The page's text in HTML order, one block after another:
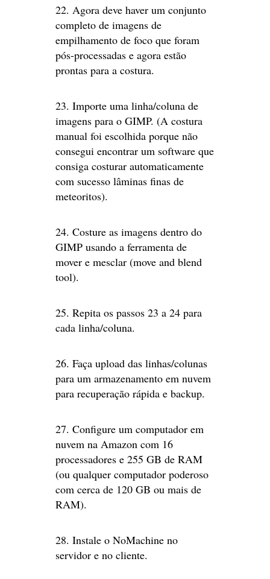
22. Agora deve haver um conjunto
completo de imagens de
empilhamento de foco que foram
pós-processadas e agora estão
prontas para a costura.
23. Importe uma linha/coluna de
imagens para o GIMP. (A costura
manual foi escolhida porque não
consegui encontrar um software que
consiga costurar automaticamente
com sucesso lâminas finas de
meteoritos).
24. Costure as imagens dentro do
GIMP usando a ferramenta de
mover e mesclar (move and blend
tool).
25. Repita os passos 23 a 24 para
cada linha/coluna.
26. Faça upload das linhas/colunas
para um armazenamento em nuvem
para recuperação rápida e backup.
27. Configure um computador em
nuvem na Amazon com 16
processadores e 255 GB de RAM
(ou qualquer computador poderoso
com cerca de 120 GB ou mais de
RAM).
28. Instale o NoMachine no
servidor e no cliente.